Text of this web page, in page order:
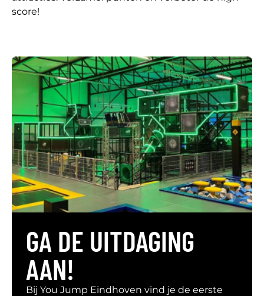
score!
GA DE UITDAGING
AAN!
Bij You Jump Eindhoven vind je de eerste